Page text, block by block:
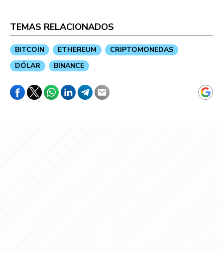
TEMAS RELACIONADOS
BITCOIN ETHEREUM
CRIPTOMONEDAS
DÓLAR
BINANCE